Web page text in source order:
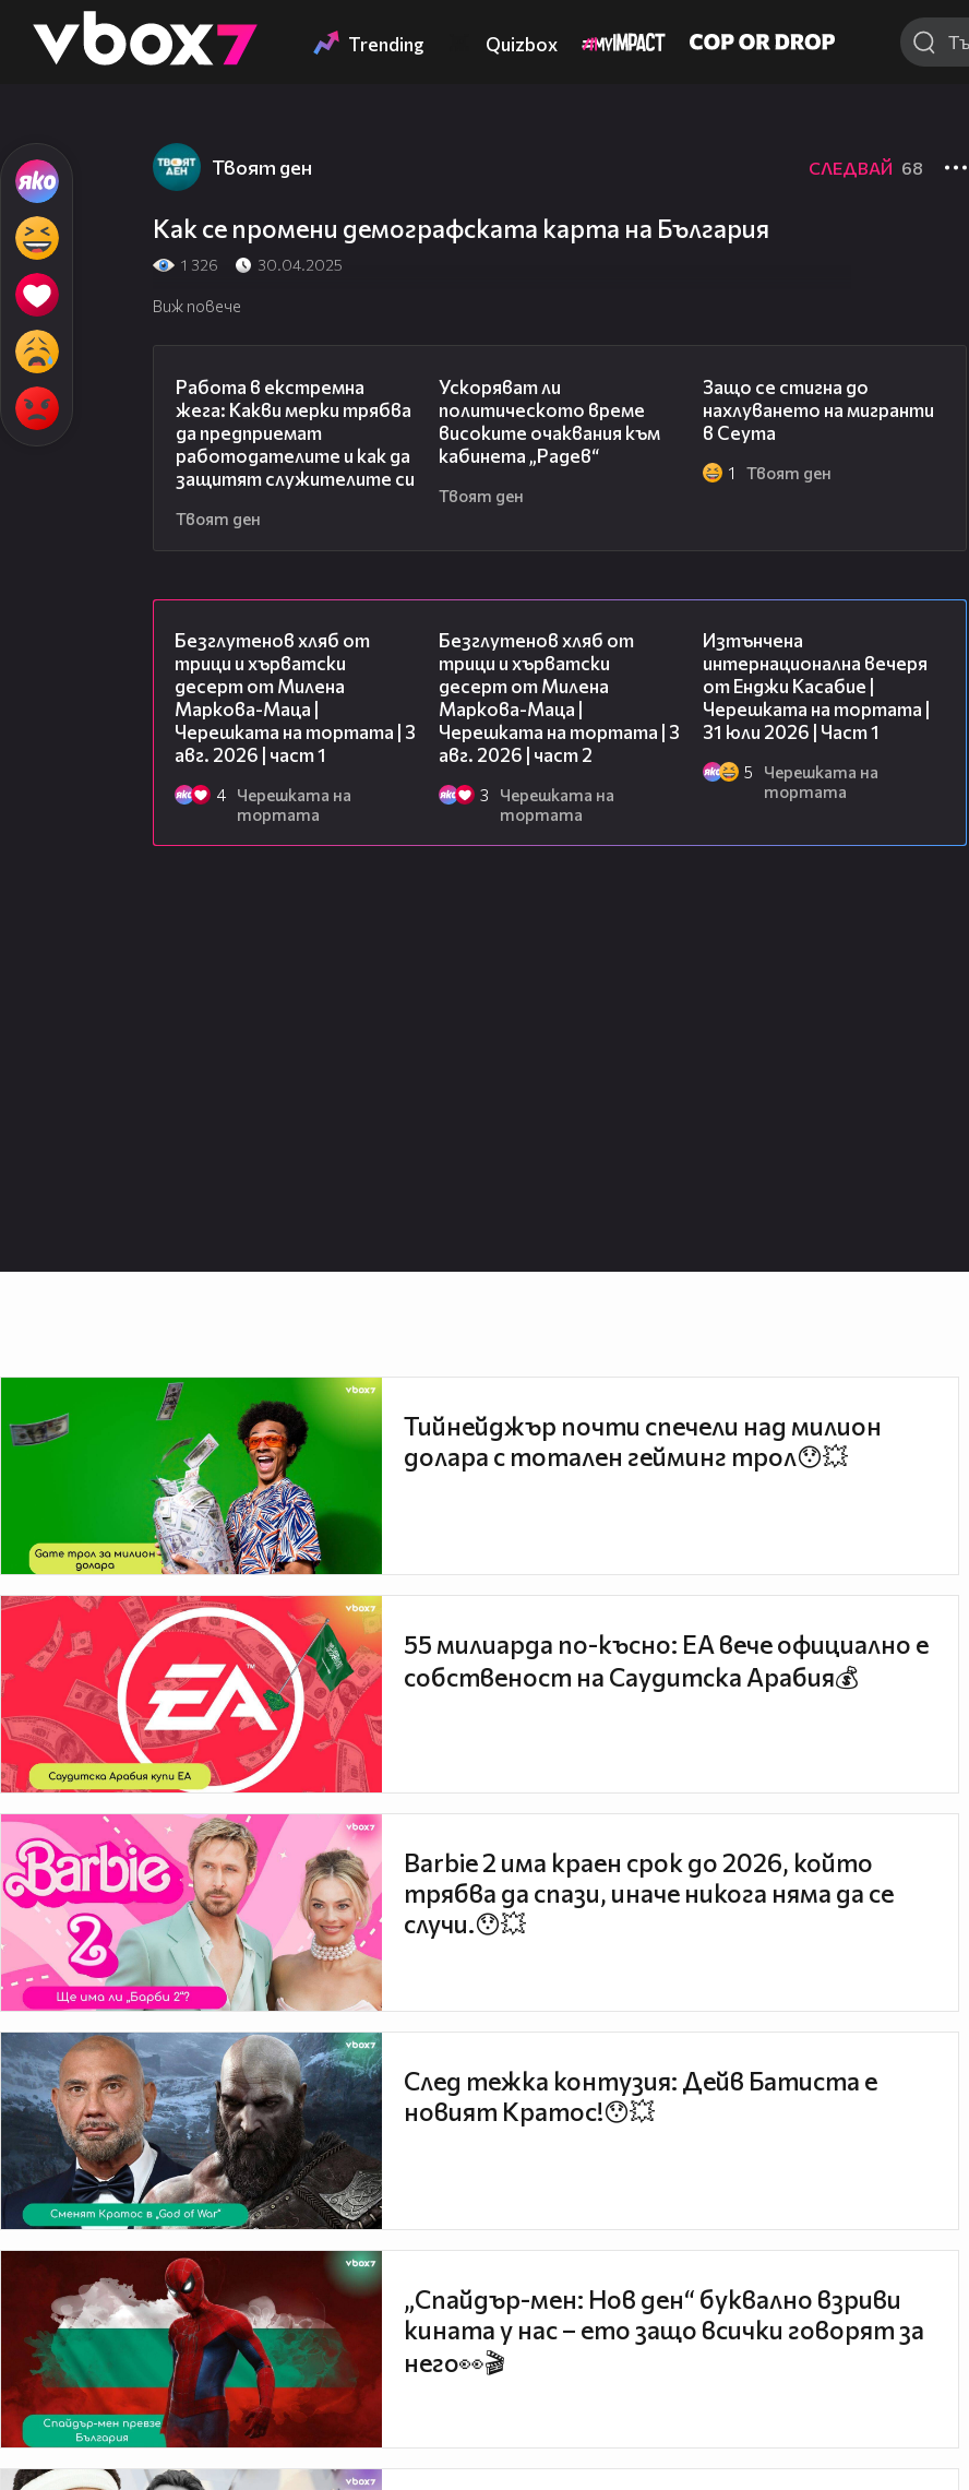
👾 Trending Quizbox
Твоят ден СЛЕДВАЙ 68
Как се промени демографската карта на България
1 326 30.04.2025
Виж повече
Работа в екстремна
жега: Какви мерки трябва
да предприемат
работодателите и как да
защитят служителите си
Твоят ден
Ускоряват ли
политическото време
високите очаквания към
кабинета „Радев“
Твоят ден
Защо се стигна до
нахлуването на мигранти
в Сеута
1 Твоят ден
Безглутенов хляб от
трици и хърватски
десерт от Милена
Маркова-Маца |
Черешката на тортата | 3
авг. 2026 | част 1
4
Черешката на
тортата
Безглутенов хляб от
трици и хърватски
десерт от Милена
Маркова-Маца |
Черешката на тортата | 3
авг. 2026 | част 2
3
Черешката на
тортата
Изтънчена
интернационална вечеря
от Енджи Касабие |
Черешката на тортата |
31 юли 2026 | Част 1
5
Черешката на
тортата
Тийнейджър почти спечели над милион
долара с тотален гейминг трол😯💥
55 милиарда по-късно: EA вече официално е
собственост на Саудитска Арабия💰
Barbie 2 има краен срок до 2026, който
трябва да спази, иначе никога няма да се
случи.😯💥
След тежка контузия: Дейв Батиста е
новият Кратос!😯💥
„Спайдър-мен: Нов ден“ буквално взриви
кината у нас – ето защо всички говорят за
него👀🎬